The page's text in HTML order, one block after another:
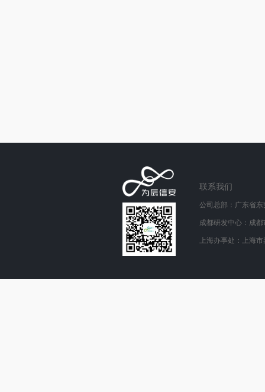
联系我们
公司总部：广东省
成都研发中心：成
上海办事处：上海